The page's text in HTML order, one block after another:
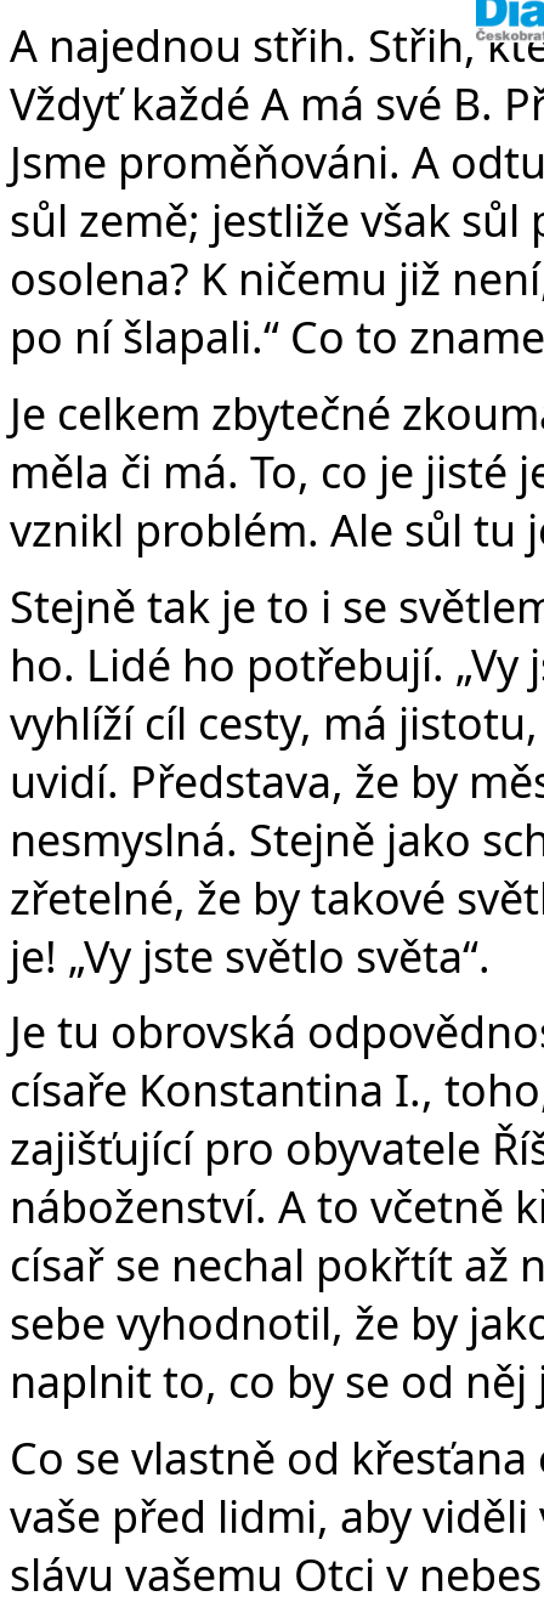
A najednou střih. Střih,
Vždyť každé A má své B.
Jsme proměňováni. A
sůl země; jestliže však
osolena? K ničemu již
po ní šlapali.“ Co to
Je celkem zbytečné
měla či má. To, co je jisté
vznikl problém. Ale sůl tu
Stejně tak je to i se
ho. Lidé ho potřebují. „Vy
vyhlíží cíl cesty, má
uvidí. Představa, že by
nesmyslná. Stejně jako
zřetelné, že by takové
je! „Vy jste světlo světa“.
Je tu obrovská
císaře Konstantina I.,
zajišťující pro obyvatele
náboženství. A to včetně
císař se nechal pokřtít až
sebe vyhodnotil, že by
naplnit to, co by se od
Co se vlastně od křesťana
vaše před lidmi, aby
slávu vašemu Otci v